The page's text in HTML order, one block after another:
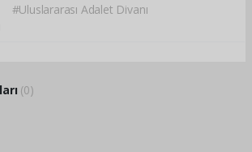
#Uluslararası Adalet Divanı
(0)